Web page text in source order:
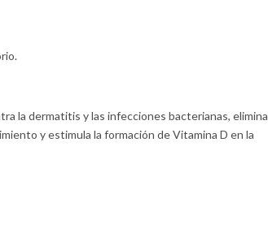
la dermatitis y las infecciones bacterianas, elimina
y estimula la formación de Vitamina D en la